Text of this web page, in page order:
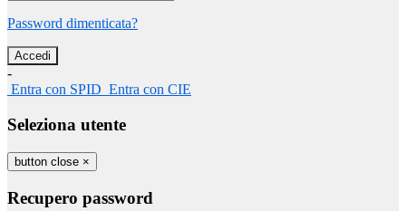
Password dimenticata?
-
Entra con SPID Entra con CIE
Seleziona utente
button close ×
Recupero password